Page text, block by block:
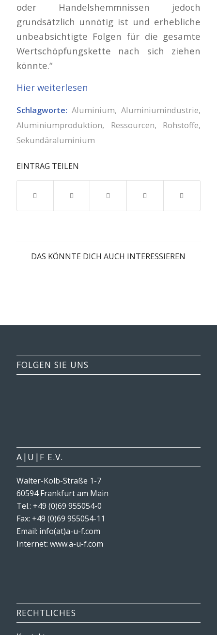
oder Handelshemmnissen jedoch
grundsätzlich unnötig ist und erhebliche
unbeabsichtigte Folgen für die gesamte
Wertschöpfungskette nach sich ziehen
könnte.“
Hier weiterlesen
Schlagworte: Aluminium,Aluminiumindustrie,
Aluminiumproduktion, Ressourcen, Rohstoffe,
Sekundäraluminium
EINTRAG TEILEN
DAS KÖNNTE DICH AUCH INTERESSIEREN
FOLGEN SIE UNS
A|U|F E.V.
Walter-Kolb-Straße 1-7
60594 Frankfurt am Main
Tel.: +49 (0)69 955054-0
Fax: +49 (0)69 955054-11
Email: info(at)a-u-f.com
Internet: www.a-u-f.com
RECHTLICHES